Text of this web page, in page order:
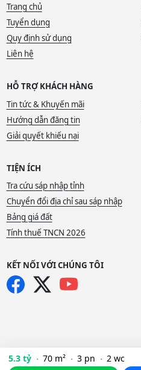
5.3 tỷ 70 m² 3 pn 2 wc
Trang chủ
Tuyển dụng
Quy định sử dụng
Liên hệ
HỖ TRỢ KHÁCH HÀNG
Tin tức & Khuyến mãi
Hướng dẫn đăng tin
Giải quyết khiếu nại
TIỆN ÍCH
Tra cứu sáp nhập tỉnh
Chuyển đổi địa chỉ sau sáp nhập
Bảng giá đất
Tính thuế TNCN 2026
KẾT NỐI VỚI CHÚNG TÔI